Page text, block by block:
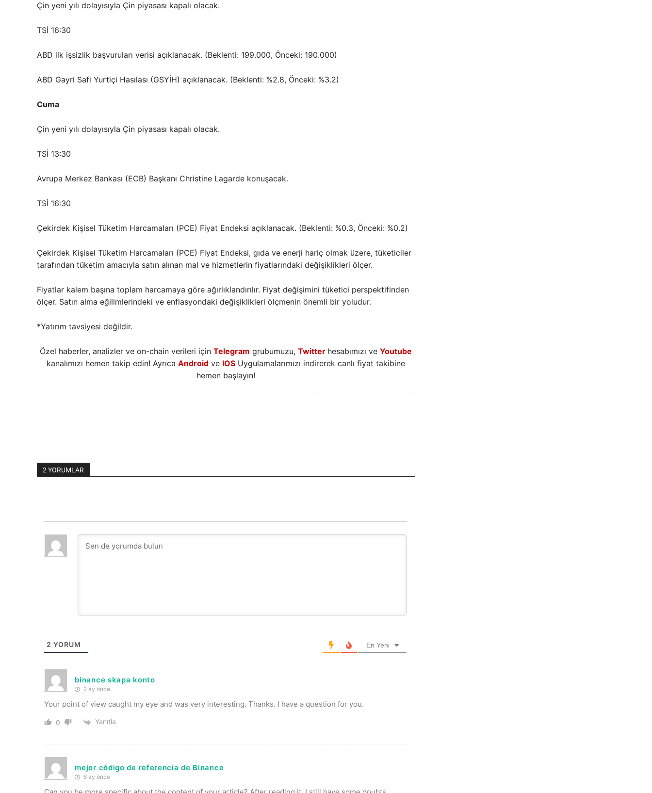
Çin yeni yılı dolayısıyla Çin piyasası kapalı olacak.
TSİ 16:30
ABD ilk işsizlik başvuruları verisi açıklanacak. (Beklenti: 199.000, Önceki: 190.000)
ABD Gayri Safi Yurtiçi Hasılası (GSYİH) açıklanacak. (Beklenti: %2.8, Önceki: %3.2)
Cuma
Çin yeni yılı dolayısıyla Çin piyasası kapalı olacak.
TSİ 13:30
Avrupa Merkez Bankası (ECB) Başkanı Christine Lagarde konuşacak.
TSİ 16:30
Çekirdek Kişisel Tüketim Harcamaları (PCE) Fiyat Endeksi açıklanacak. (Beklenti: %0.3, Önceki: %0.2)
Çekirdek Kişisel Tüketim Harcamaları (PCE) Fiyat Endeksi, gıda ve enerji hariç olmak üzere, tüketiciler
tarafından tüketim amacıyla satın alınan mal ve hizmetlerin fiyatlarındaki değişiklikleri ölçer.
Fiyatlar kalem başına toplam harcamaya göre ağırlıklandırılır. Fiyat değişimini tüketici perspektifinden
ölçer. Satın alma eğilimlerindeki ve enflasyondaki değişiklikleri ölçmenin önemli bir yoludur.
*Yatırım tavsiyesi değildir.
Özel haberler, analizler ve on-chain verileri için Telegram grubumuzu, Twitter hesabımızı ve Youtube
kanalımızı hemen takip edin! Ayrıca Androidve IOSUygulamalarımızı indirerek canlı fiyat takibine
hemen başlayın!
2 YORUMLAR
2 YORUM En Yeni
binance skapa konto
2 ay önce
Your point of view caught my eye and was very interesting. Thanks. I have a question for you.
0 Yanıtla
mejor código de referencia de Binance
6 ay önce